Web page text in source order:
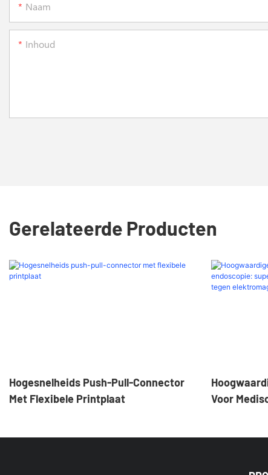
Naam
Inhoud
Gerelateerde Producten
Hogesnelheids Push-Pull-Connector
Met Flexibele Printplaat
Voor